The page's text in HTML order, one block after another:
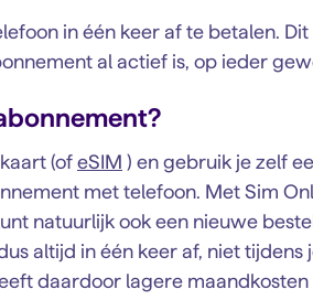
in één keer af te betalen.
al actief is, op ieder
(of eSIM ) en gebruik je zelf
met telefoon. Met Sim
natuurlijk ook een nieuwe
altijd in één keer af, niet tijdens
daardoor lagere